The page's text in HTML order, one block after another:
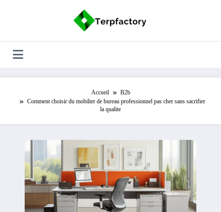
Accueil
B2b
Comment choisir du mobilier de bureau professionnel pas cher sans sacrifier
la qualite